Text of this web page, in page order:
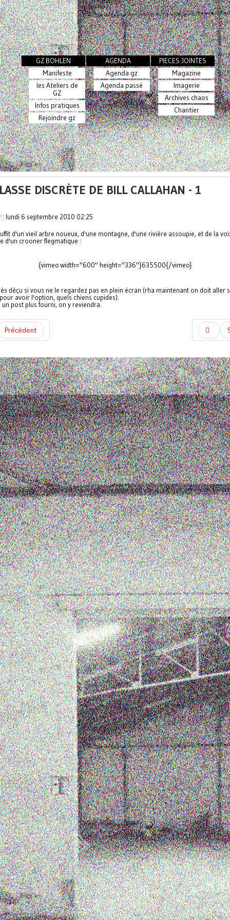
GZ BOHLEN
Manifeste
les Ateliers de
GZ
Infos pratiques
Rejoindre gz
AGENDA
Agenda gz
Agenda passé
PIECES JOINTES
Magazine
Imagerie
Archives chaos
Chantier
DISCRÈTE DE BILL CALLAHAN - 1
: lundi 6 septembre 2010 02:25
d'un vieil arbre noueux, d'une montagne, d'une rivière assoupie, et de la
d'un crooner flegmatique :
{vimeo width="600" height="336"}635500{/vimeo}
déçu si vous ne le regardez pas en plein écran (rha maintenant on doit aller
avoir l'option, quels chiens cupides).
post plus fourni, on y reviendra.
Précédent